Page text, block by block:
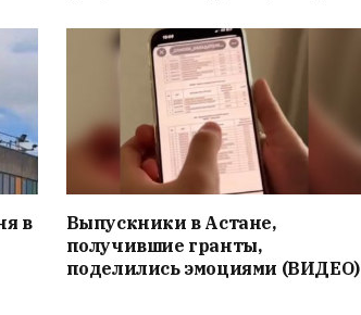
в
Выпускники в Астане,
получившие гранты,
поделились эмоциями (ВИДЕО)